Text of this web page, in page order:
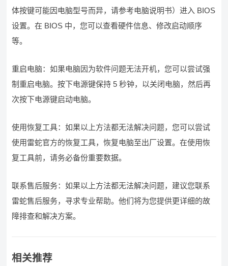
体按键可能因电脑型号而异，请参考电脑说明书）进入 BIOS
设置。在 BIOS 中，您可以查看硬件信息、修改启动顺序
等。
重启电脑：如果电脑因为软件问题无法开机，您可以尝试强
制重启电脑。按下电源键保持 5 秒钟，以关闭电脑，然后再
次按下电源键启动电脑。
使用恢复工具：如果以上方法都无法解决问题，您可以尝试
使用雷蛇官方的恢复工具，恢复电脑至出厂设置。在使用恢
复工具前，请务必备份重要数据。
联系售后服务：如果以上方法都无法解决问题，建议您联系
雷蛇售后服务，寻求专业帮助。他们将为您提供更详细的故
障排查和解决方案。
相关推荐